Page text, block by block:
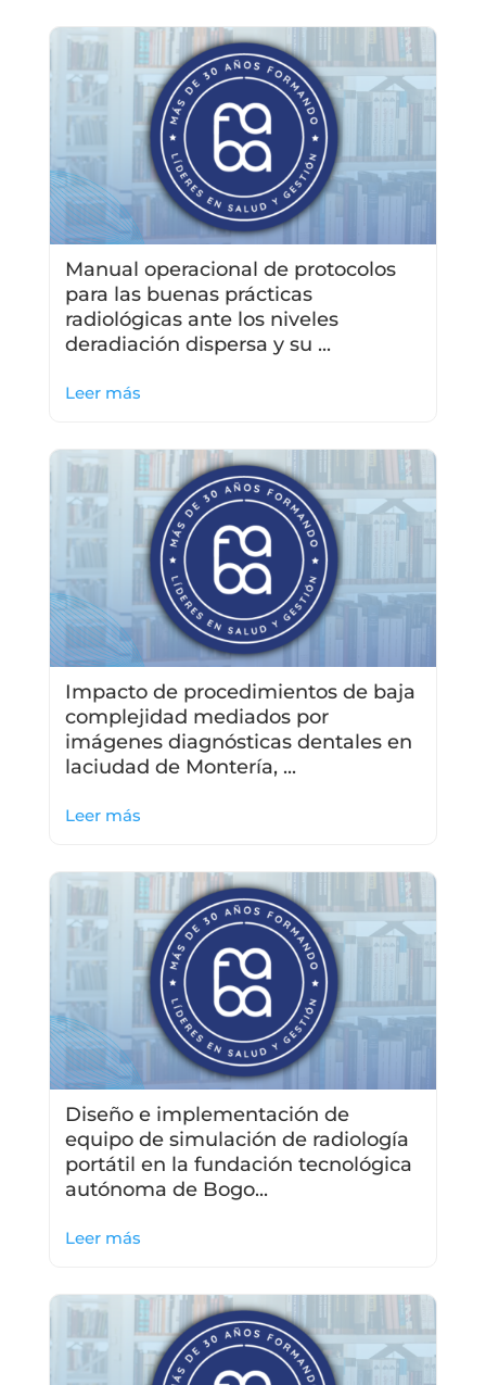
Manual operacional de protocolos
para las buenas prácticas
radiológicas ante los niveles
deradiación dispersa y su ...
Leer más
Impacto de procedimientos de baja
complejidad mediados por
imágenes diagnósticas dentales en
laciudad de Montería, ...
Leer más
Diseño e implementación de
equipo de simulación de radiología
portátil en la fundación tecnológica
autónoma de Bogo...
Leer más